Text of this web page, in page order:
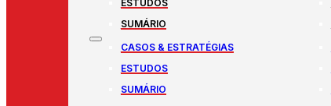
ESTUDOS
SUMÁRIO
CASOS & ESTRATÉGIAS
ESTUDOS
SUMÁRIO